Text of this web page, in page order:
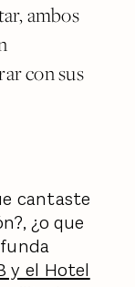
ambos
con sus
cantaste
¿o que
y el Hotel